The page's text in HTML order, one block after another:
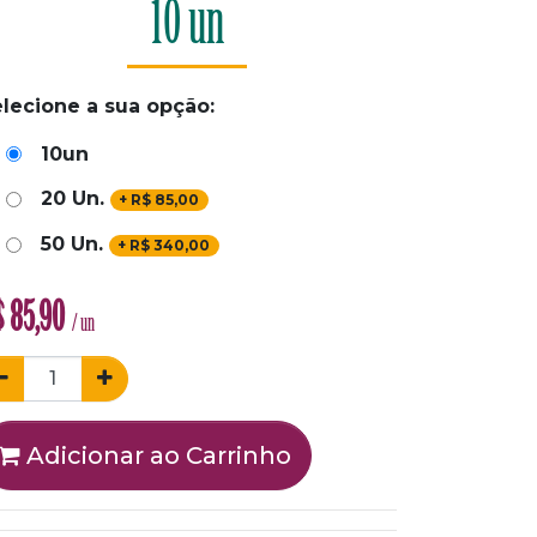
10 un
a sua opção:
10un
20 Un.
+ R$ 85,00
50 Un. + R$340,00
85,90 / un
Adicionar ao Carrinho